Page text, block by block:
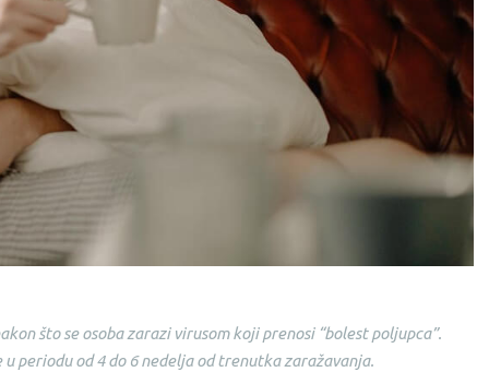
što se osoba zarazi virusom koji prenosi “bolest poljupca”.
periodu od 4 do 6 nedelja od trenutka zaražavanja.